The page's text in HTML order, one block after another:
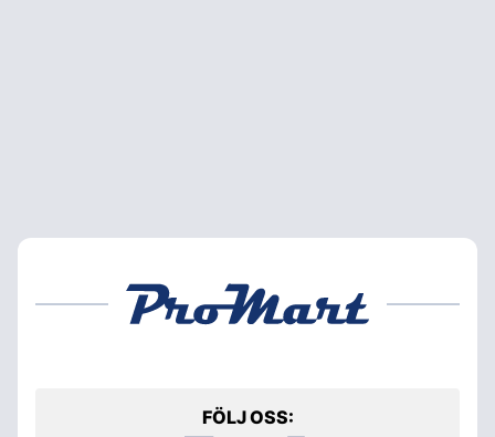
FÖLJ OSS: